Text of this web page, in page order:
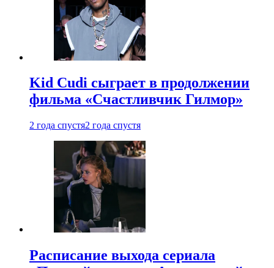
Kid Cudi сыграет в продолжении
фильма «Счастливчик Гилмор»
2 года спустя2 года спустя
Расписание выхода сериала